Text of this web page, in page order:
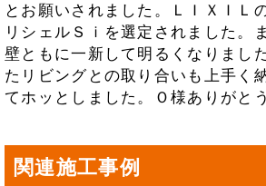
とお願いされました。ＬＩＸＩＬ
リシェルＳｉを選定されました。
壁ともに一新して明るくなりまし
たリビングとの取り合いも上手く
てホッとしました。Ｏ様ありがと
関連施工事例